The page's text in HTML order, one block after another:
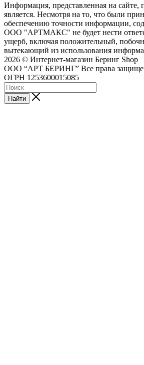
Информация, представленная на сайте,
является. Несмотря на то, что были
обеспечению точности информации,
ООО "АРТМАКС" не будет нести
ущерб, включая положительный,
вытекающий из использования
2026 © Интернет-магазин Беринг Shop
ООО “АРТ БЕРИНГ” Все права
ОГРН 1253600015085
Найти